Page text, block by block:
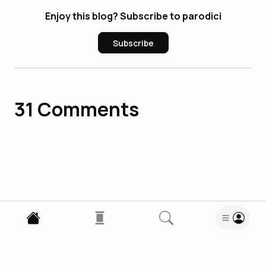
Enjoy this blog? Subscribe to parodici
Subscribe
31 Comments